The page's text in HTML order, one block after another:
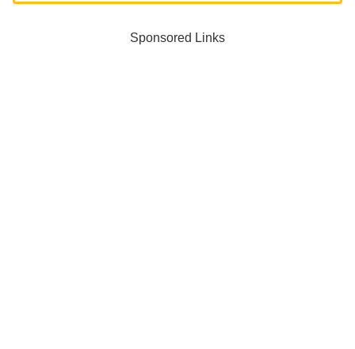
Sponsored Links